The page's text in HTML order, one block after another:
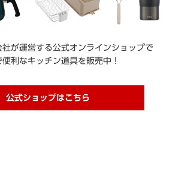
が運営する公式オンラインショップで
利なキッチン道具を販売中！
公式ショップはこちら